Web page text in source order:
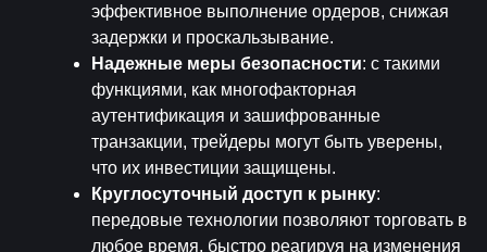
эффективное выполнение ордеров, снижая
задержки и проскальзывание.
Надежные меры безопасности: с такими
функциями, как многофакторная
аутентификация и зашифрованные
транзакции, трейдеры могут быть уверены,
что их инвестиции защищены.
Круглосуточный доступ к рынку:
передовые технологии позволяют торговать в
любое время, быстро реагируя на изменения